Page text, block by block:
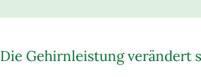
Die Gehirnleistung verändert